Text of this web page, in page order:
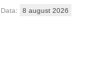
Data: 8 august 2026